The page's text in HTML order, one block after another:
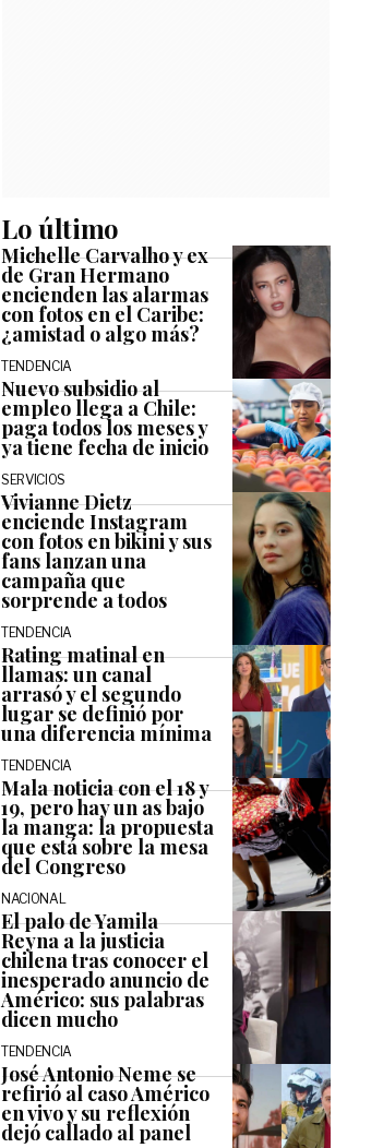
Lo último
Michelle Carvalho y ex
de Gran Hermano
encienden las alarmas
con fotos en el Caribe:
¿amistad o algo más?
TENDENCIA
Nuevo subsidio al
empleo llega a Chile:
paga todos los meses y
ya tiene fecha de inicio
SERVICIOS
Vivianne Dietz
enciende Instagram
con fotos en bikini y sus
fans lanzan una
campaña que
sorprende a todos
TENDENCIA
Rating matinal en
llamas: un canal
arrasó y el segundo
lugar se definió por
una diferencia mínima
TENDENCIA
Mala noticia con el 18 y
19, pero hay un as bajo
la manga: la propuesta
que está sobre la mesa
del Congreso
NACIONAL
El palo de Yamila
Reyna a la justicia
chilena tras conocer el
inesperado anuncio de
Américo: sus palabras
dicen mucho
TENDENCIA
José Antonio Neme se
refirió al caso Américo
en vivo y su reflexión
dejó callado al panel